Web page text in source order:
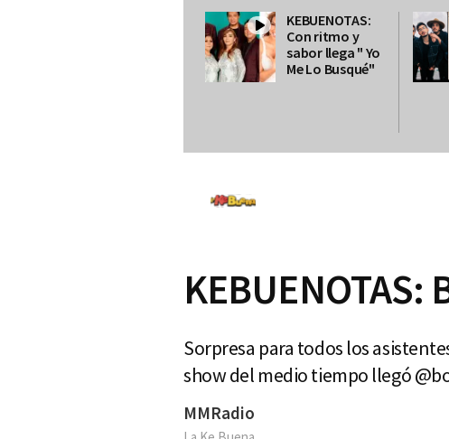
KEBUENOTAS:
Con ritmo y
sabor llega " Yo
Me Lo Busqué"
Sorpresa para todos los
show del medio tiempo llegó
MMRadio